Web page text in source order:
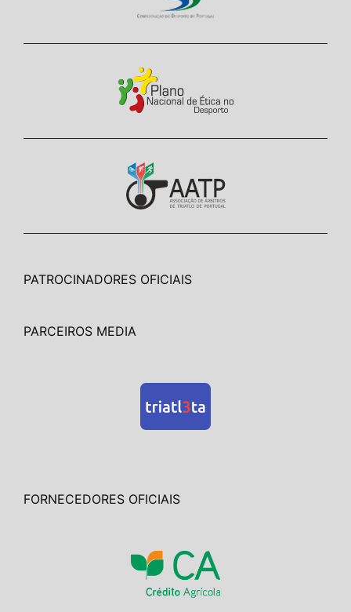
PATROCINADORES OFICIAIS
PARCEIROS MEDIA
FORNECEDORES OFICIAIS